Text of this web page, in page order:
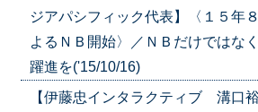
ジアパシフィック代表】〈１５年
よるＮＢ開始〉／ＮＢだけではな
躍進を('15/10/16)
【伊藤忠インタラクティブ 溝口